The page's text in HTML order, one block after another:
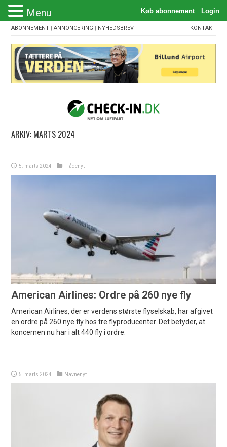
ABONNEMENT |ANNONCERING | NYHEDSBREV KONTAKT
ARKIV: MARTS 2024
5. marts 2024 Flådenyt
American Airlines: Ordre på 260 nye fly
American Airlines, der er verdens største flyselskab, har afgivet
en ordre på 260 nye fly hos tre flyproducenter. Det betyder, at
koncernen nu har i alt 440 fly i ordre.
5. marts 2024 Navnenyt
Menu